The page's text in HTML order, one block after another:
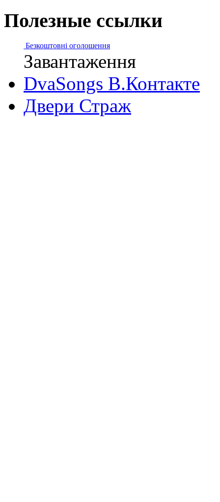
Полезные ссылки
Безкоштовні оголошення
Завантаження
DvaSongs В.Контакте
Двери Страж